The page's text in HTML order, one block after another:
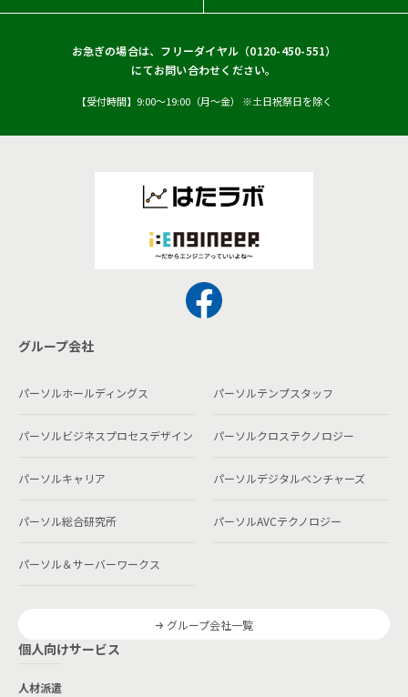
お急ぎの場合は、フリーダイヤル（0120-450-551）
にてお問い合わせください。
【受付時間】9:00〜19:00（月〜金） ※土日祝祭日を除く
グループ会社
パーソルホールディングス パーソルテンプスタッフ
パーソルビジネスプロセスデザイン パーソルクロステクノロジー
パーソルキャリア パーソルデジタルベンチャーズ
パーソル総合研究所 パーソルAVCテクノロジー
パーソル＆サーバーワークス
グループ会社一覧
個人向けサービス
人材派遣